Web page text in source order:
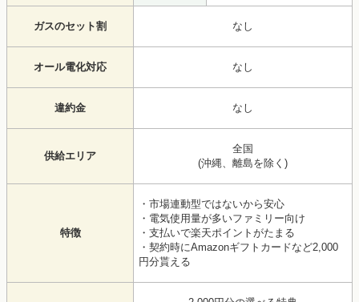
ガスのセット割 なし
オール電化対応 なし
違約金 なし
供給エリア
全国
(沖縄、離島を除く)
特徴
・市場連動型ではないから安心
・電気使用量が多いファミリー向け
・支払いで楽天ポイントがたまる
・契約時にAmazonギフトカードなど2,000
円分貰える